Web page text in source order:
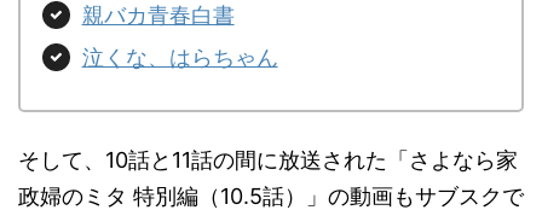
親バカ青春白書
泣くな、はらちゃん
そして、10話と11話の間に放送された「さよなら家
政婦のミタ 特別編（10.5話）」の動画もサブスクで